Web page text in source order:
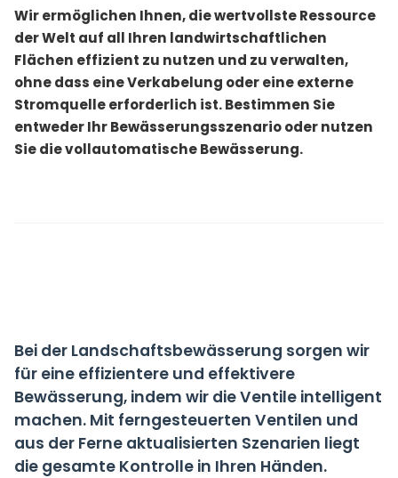
Wir ermöglichen Ihnen, die wertvollste Ressource
der Welt auf all Ihren landwirtschaftlichen
Flächen effizient zu nutzen und zu verwalten,
ohne dass eine Verkabelung oder eine externe
Stromquelle erforderlich ist. Bestimmen Sie
entweder Ihr Bewässerungsszenario oder nutzen
Sie die vollautomatische Bewässerung.
Bei der Landschaftsbewässerung sorgen wir
für eine effizientere und effektivere
Bewässerung, indem wir die Ventile intelligent
machen. Mit ferngesteuerten Ventilen und
aus der Ferne aktualisierten Szenarien liegt
die gesamte Kontrolle in Ihren Händen.